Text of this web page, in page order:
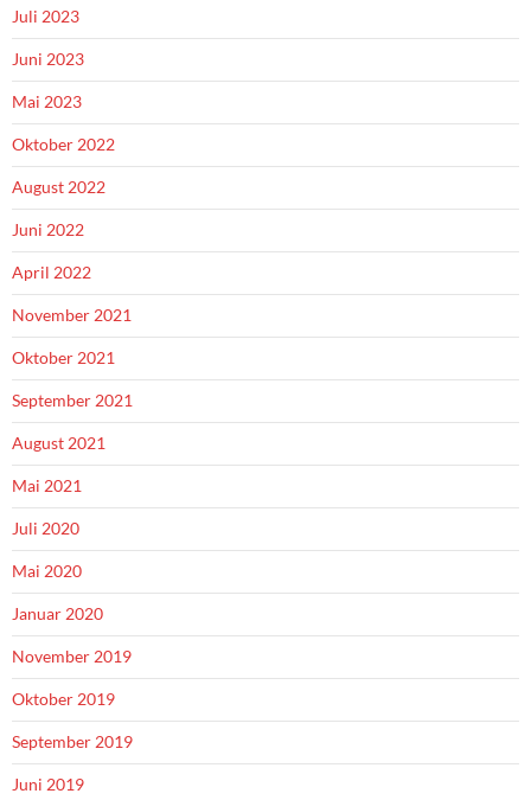
Juli 2023
Juni 2023
Mai 2023
Oktober 2022
August 2022
Juni 2022
April 2022
November 2021
Oktober 2021
September 2021
August 2021
Mai 2021
Juli 2020
Mai 2020
Januar 2020
November 2019
Oktober 2019
September 2019
Juni 2019